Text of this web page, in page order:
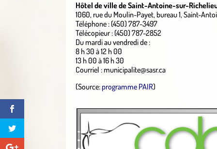
Hôtel de ville de Saint-Antoine-sur-
1060, rue du Moulin-Payet, bureau 1, Saint-
Téléphone : (450) 787-3497
Télécopieur : (450) 787-2852
Du mardi au vendredi de :
8 h 30 à 12 h 00
13 h 00 à 16 h 30
Courriel : municipalite@sasr.ca
(Source: programme PAIR)